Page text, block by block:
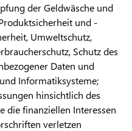
der Geldwäsche und
und -
Umweltschutz,
Schutz des
Daten und
Informatiksysteme;
hinsichtlich des
die finanziellen Interessen
verletzen